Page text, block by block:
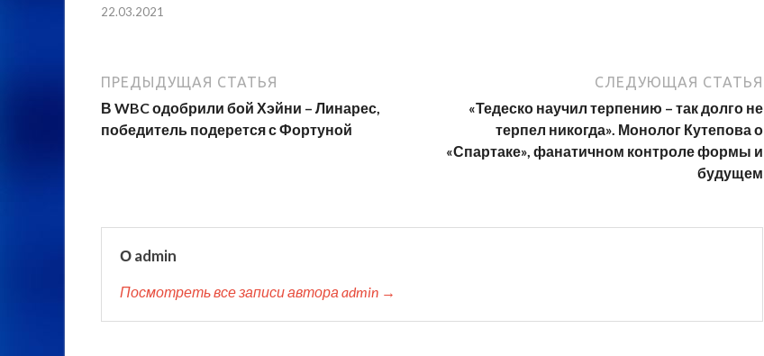
22.03.2021
ПРЕДЫДУЩАЯ СТАТЬЯ
В WBC одобрили бой Хэйни – Линарес,
победитель подерется с Фортуной
СЛЕДУЮЩАЯ СТАТЬЯ
«Тедеско научил терпению – так долго не
терпел никогда». Монолог Кутепова о
«Спартаке», фанатичном контроле формы и
будущем
О admin
Посмотреть все записи автора admin →